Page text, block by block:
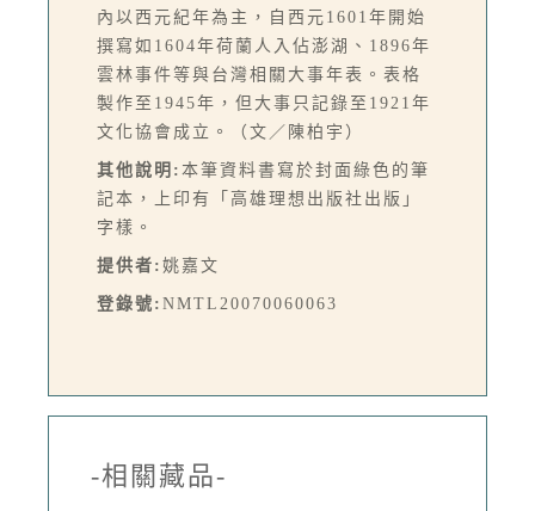
內以西元紀年為主，自西元1601年開始
撰寫如1604年荷蘭人入佔澎湖、1896年
雲林事件等與台灣相關大事年表。表格
製作至1945年，但大事只記錄至1921年
文化協會成立。（文／陳柏宇）
其他說明: 本筆資料書寫於封面綠色的筆
記本，上印有「高雄理想出版社出版」
字樣。
提供者: 姚嘉文
登錄號: NMTL20070060063
-相關藏品-